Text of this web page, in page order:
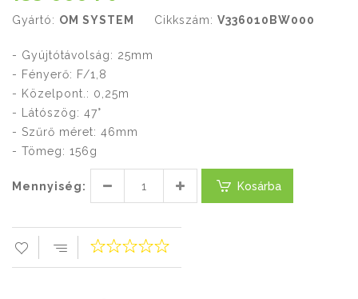
Gyártó: OM SYSTEM Cikkszám: V336010BW000
- Gyújtótávolság: 25mm
- Fényerő: F/1,8
- Közelpont.: 0,25m
- Látószög: 47°
- Szűrő méret: 46mm
- Tömeg: 156g
Mennyiség: Kosárba